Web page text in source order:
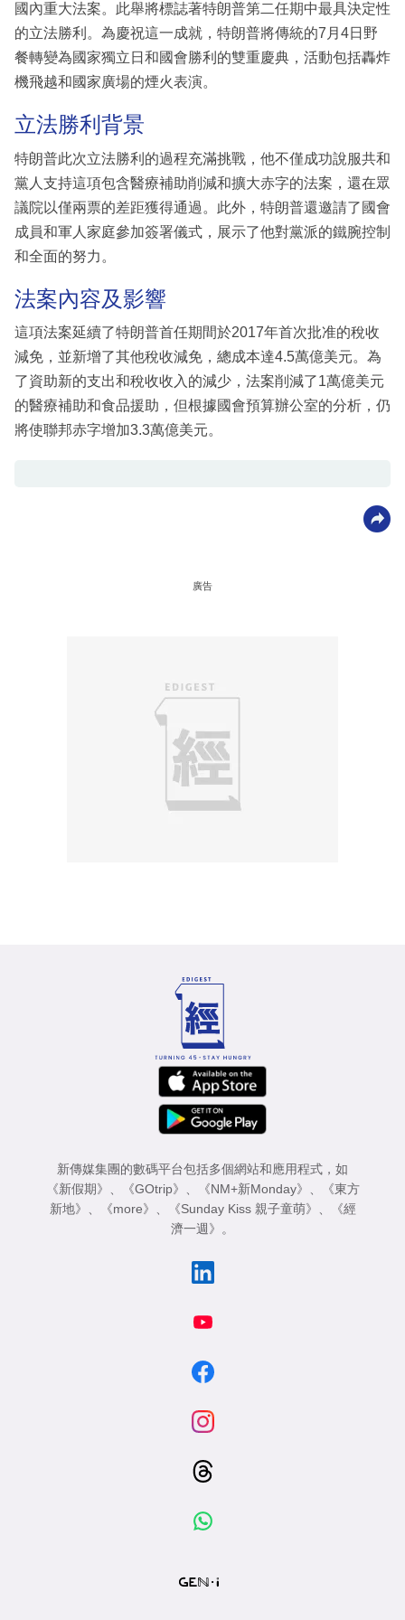
國內重大法案。此舉將標誌著特朗普第二任期中最具決定性
的立法勝利。為慶祝這一成就，特朗普將傳統的7月4日野
餐轉變為國家獨立日和國會勝利的雙重慶典，活動包括轟炸
機飛越和國家廣場的煙火表演。
立法勝利背景
特朗普此次立法勝利的過程充滿挑戰，他不僅成功說服共和
黨人支持這項包含醫療補助削減和擴大赤字的法案，還在眾
議院以僅兩票的差距獲得通過。此外，特朗普還邀請了國會
成員和軍人家庭參加簽署儀式，展示了他對黨派的鐵腕控制
和全面的努力。
法案內容及影響
這項法案延續了特朗普首任期間於2017年首次批准的稅收
減免，並新增了其他稅收減免，總成本達4.5萬億美元。為
了資助新的支出和稅收收入的減少，法案削減了1萬億美元
的醫療補助和食品援助，但根據國會預算辦公室的分析，仍
將使聯邦赤字增加3.3萬億美元。
廣告
新傳媒集團的數碼平台包括多個網站和應用程式，如
《新假期》
《GOtrip》 《NM+新Monday》
《東方
新地》
《more》 《Sunday Kiss 親子童萌》
《經
濟一週》
。